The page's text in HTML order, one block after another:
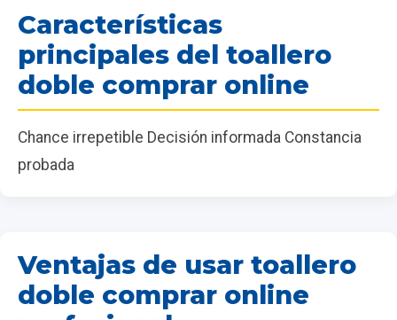
Características
principales del toallero
doble comprar online
Chance irrepetible Decisión informada Constancia
probada
Ventajas de usar toallero
doble comprar online